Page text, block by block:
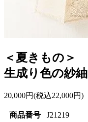
＜夏きもの＞
生成り色の紗紬
20,000円(税込22,000円)
商品番号 J21219